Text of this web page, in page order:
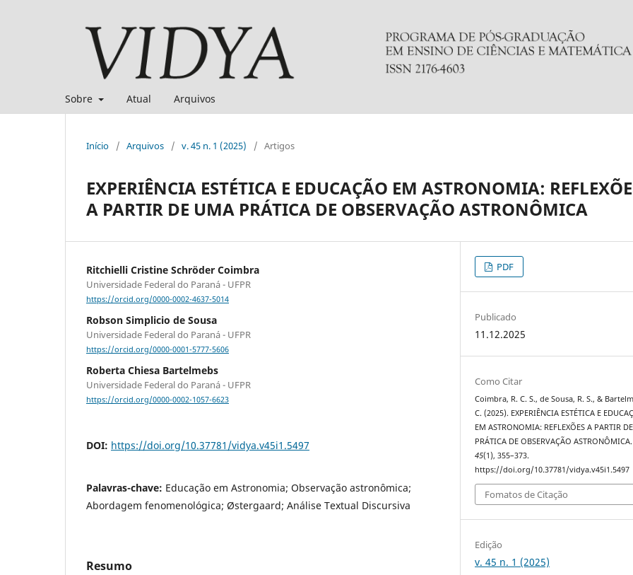
Sobre Atual Arquivos
Início / Arquivos / v. 45 n. 1 (2025) / Artigos
EXPERIÊNCIA ESTÉTICA E EDUCAÇÃO EM ASTRONOMIA:
A PARTIR DE UMA PRÁTICA DE OBSERVAÇÃO ASTRONÔMICA
Ritchielli Cristine Schröder Coimbra
Universidade Federal do Paraná - UFPR
https://orcid.org/0000-0002-4637-5014
Robson Simplicio de Sousa
Universidade Federal do Paraná - UFPR
https://orcid.org/0000-0001-5777-5606
Roberta Chiesa Bartelmebs
Universidade Federal do Paraná - UFPR
https://orcid.org/0000-0002-1057-6623
DOI: https://doi.org/10.37781/vidya.v45i1.5497
Palavras-chave: Educação em Astronomia; Observação astronômica;
Abordagem fenomenológica; Østergaard; Análise Textual Discursiva
Resumo
PDF
Publicado
11.12.2025
Como Citar
Coimbra, R. C. S., de Sousa, R. S., &
C. (2025). EXPERIÊNCIA ESTÉTICA E
EM ASTRONOMIA: REFLEXÕES A PARTIR
PRÁTICA DE OBSERVAÇÃO ASTRONÔMICA.
45(1), 355–373.
https://doi.org/10.37781/vidya.v45i1.5497
Fomatos de Citação
Edição
v. 45 n. 1 (2025)